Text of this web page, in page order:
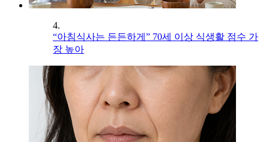
4.
“아침식사는 든든하게” 70세 이상 식생활 점수 가
장 높아